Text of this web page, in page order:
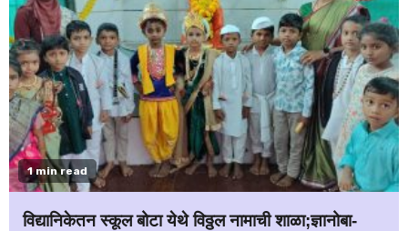
1 min read
विद्यानिकेतन स्कूल बोटा येथे विठ्ठल नामाची शाळा;ज्ञानोबा-